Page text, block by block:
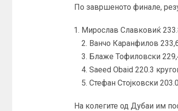
По завршеното финале,
Мирослав Славковиќ
2. Ванчо Каранфилов
3. Блаже Тофиловски
4. Saeed Obaid 220.3
5. Стефан Стојковски
На колегите од Дубаи им